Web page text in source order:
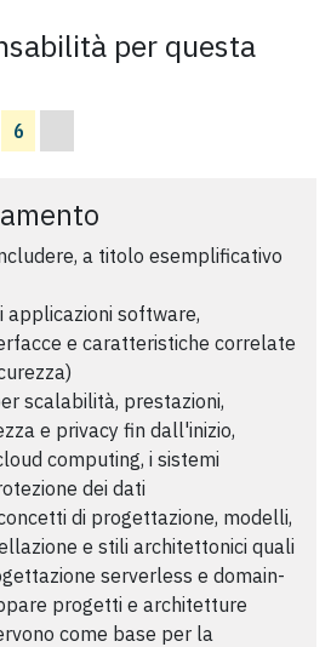
per questa
6
a titolo esemplificativo
applicazioni software,
e caratteristiche correlate
scalabilità, prestazioni,
e privacy fin dall'inizio,
computing, i sistemi
dei dati
di progettazione, modelli,
e stili architettonici quali
serverless e domain-
progetti e architetture
come base per la